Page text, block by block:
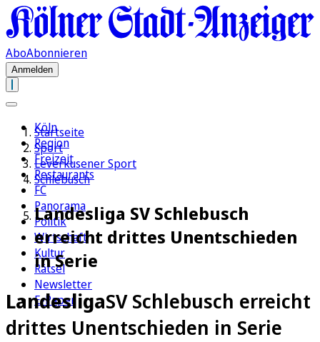
AboAbonnieren
Anmelden
Köln
Region
Freizeit
Restaurants
FC
Panorama
Politik
Wirtschaft
Kultur
Rätsel
Newsletter
E-Paper
Startseite
Sport
Leverkusener Sport
Schlebusch
Landesliga SV Schlebusch
erreicht drittes Unentschieden
in Serie
LandesligaSV Schlebusch erreicht
drittes Unentschieden in Serie